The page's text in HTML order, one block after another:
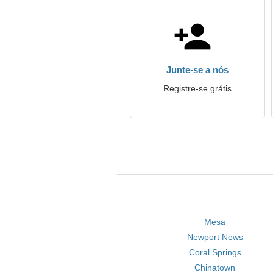
Junte-se a nós
Registre-se grátis
Mesa
Newport News
Coral Springs
Chinatown